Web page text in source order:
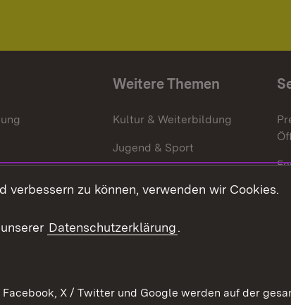
Weitere Themen
Kultur & Weiterbildung
Jugend & Sport
zu können, verwenden wir Cookies.
Datenschutzerklärung.
X / Twitter und Google werden auf der